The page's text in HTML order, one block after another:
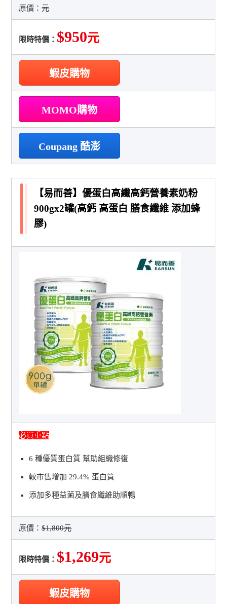
原價：元
限時特價： $950元
蝦皮購物
MOMO購物
Coupang 酷澎
【易而善】優蛋白高纖高鈣營養素奶粉
900gx2罐(高鈣 高蛋白 膳食纖維 添加蜂
膠)
必買重點
6 種優質蛋白質 幫助組織修復
較市售增加 29.4% 蛋白質
添加多種益菌及膳食纖維助順暢
原價：$1,800元
限時特價： $1,269元
蝦皮購物